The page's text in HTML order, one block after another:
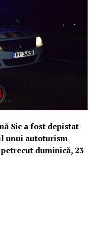
Sic a fost depistat
unui autoturism
duminică, 23